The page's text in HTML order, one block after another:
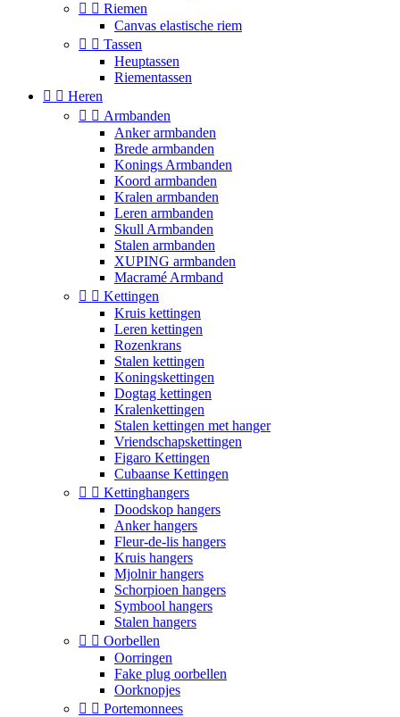
  Riemen
Canvas elastische riem
  Tassen
Heuptassen
Riementassen
  Heren
  Armbanden
Anker armbanden
Brede armbanden
Konings Armbanden
Koord armbanden
Kralen armbanden
Leren armbanden
Skull Armbanden
Stalen armbanden
XUPING armbanden
Macramé Armband
  Kettingen
Kruis kettingen
Leren kettingen
Rozenkrans
Stalen kettingen
Koningskettingen
Dogtag kettingen
Kralenkettingen
Stalen kettingen met hanger
Vriendschapskettingen
Figaro Kettingen
Cubaanse Kettingen
  Kettinghangers
Doodskop hangers
Anker hangers
Fleur-de-lis hangers
Kruis hangers
Mjolnir hangers
Schorpioen hangers
Symbool hangers
Stalen hangers
  Oorbellen
Oorringen
Fake plug oorbellen
Oorknopjes
  Portemonnees